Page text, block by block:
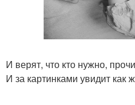
И верят, что кто нужно,
И за картинками увидит как